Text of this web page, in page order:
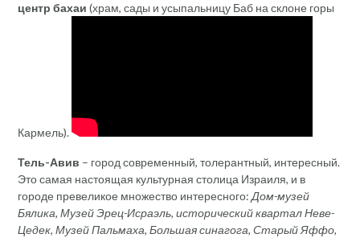
центр бахаи (храм, сады и усыпальницу Баб на склоне горы
Кармель).
Тель-Авив – город современный, толерантный, интересный.
Это самая настоящая культурная столица Израиля, и в
городе превеликое множество интересного: Дом-музей
Бялика, Музей Эрец-Исраэль, исторический квартал Неве-
Цедек, Музей Пальмаха, Большая синагога, Старый Яффо,